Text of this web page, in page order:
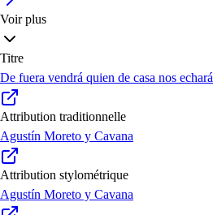
Voir plus
Titre
De fuera vendrá quien de casa nos echará
Attribution traditionnelle
Agustín Moreto y Cavana
Attribution stylométrique
Agustín Moreto y Cavana